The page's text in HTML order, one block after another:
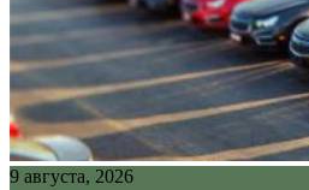
9 августа, 2026